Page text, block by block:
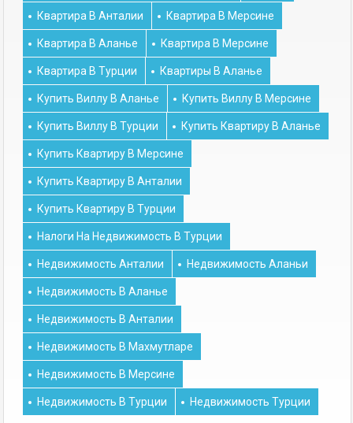
Квартира В Анталии Квартира В Мерсине
Квартира В Аланье Квартира В Мерсине
Квартира В Турции Квартиры В Аланье
Купить Виллу В Аланье Купить Виллу В Мерсине
Купить Виллу В Турции Купить Квартиру В Аланье
Купить Квартиру В Мерсине
Купить Квартиру В Анталии
Купить Квартиру В Турции
Налоги На Недвижимость В Турции
Недвижимость Анталии Недвижимость Аланьи
Недвижимость В Аланье
Недвижимость В Анталии
Недвижимость В Махмутларе
Недвижимость В Мерсине
Недвижимость В Турции Недвижимость Турции